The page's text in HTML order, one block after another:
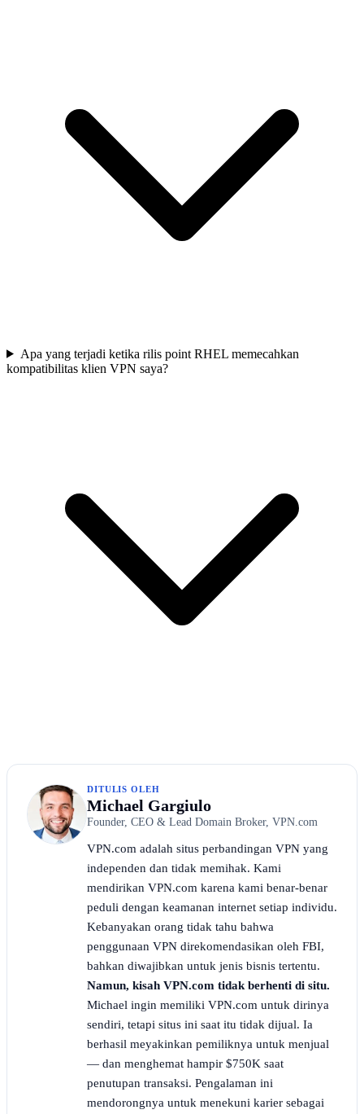
Apa yang terjadi ketika rilis point RHEL memecahkan
kompatibilitas klien VPN saya?
DITULIS OLEH
Michael Gargiulo
Founder, CEO & Lead Domain Broker, VPN.com
VPN.com adalah situs perbandingan VPN yang
independen dan tidak memihak. Kami
mendirikan VPN.com karena kami benar-benar
peduli dengan keamanan internet setiap individu.
Kebanyakan orang tidak tahu bahwa
penggunaan VPN direkomendasikan oleh FBI,
bahkan diwajibkan untuk jenis bisnis tertentu.
Namun, kisah VPN.com tidak berhenti di situ.
Michael ingin memiliki VPN.com untuk dirinya
sendiri, tetapi situs ini saat itu tidak dijual. Ia
berhasil meyakinkan pemiliknya untuk menjual
— dan menghemat hampir $750K saat
penutupan transaksi. Pengalaman ini
mendorongnya untuk menekuni karier sebagai